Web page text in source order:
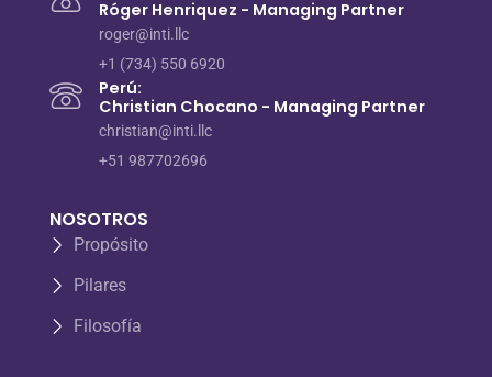
Róger Henriquez - Managing Partner
roger@inti.llc
+1 (734) 550 6920
Perú:
Christian Chocano - Managing Partner
christian@inti.llc
+51 987702696
NOSOTROS
Propósito
Pilares
Filosofía